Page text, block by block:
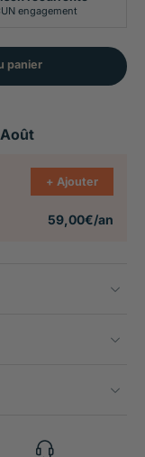
engagement
panier
+ Ajouter
59,00€/an